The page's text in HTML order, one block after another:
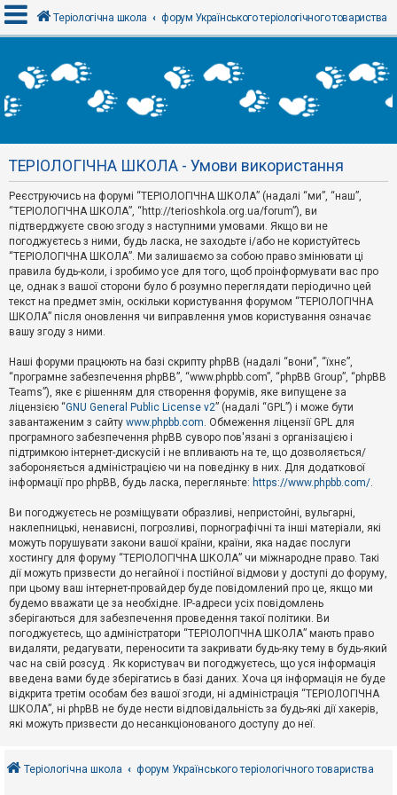
х
і
Р
є
с
т
р
а
ц
я
Т
м
и
б
е
з
в
і
д
п
о
в
д
й
А
к
т
и
в
н
т
е
м
и
о
Теріологічна школа форум Українського теріологічного товариства
ТЕРІОЛОГІЧНА ШКОЛА - Умови використання
Реєструючись на форумі “ТЕРІОЛОГІЧНА ШКОЛА” (надалі “ми”, “наш”,
“ТЕРІОЛОГІЧНА ШКОЛА”, “http://terioshkola.org.ua/forum”), ви
підтверджуєте свою згоду з наступними умовами. Якщо ви не
погоджуєтесь з ними, будь ласка, не заходьте і/або не користуйтесь
“ТЕРІОЛОГІЧНА ШКОЛА”. Ми залишаємо за собою право змінювати ці
правила будь-коли, і зробимо усе для того, щоб проінформувати вас про
це, однак з вашої сторони було б розумно переглядати періодично цей
текст на предмет змін, оскільки користування форумом “ТЕРІОЛОГІЧНА
ШКОЛА” після оновлення чи виправлення умов користування означає
вашу згоду з ними.
Наші форуми працюють на базі скрипту phpBB (надалі “вони”, “їхнє”,
“програмне забезпечення phpBB”, “www.phpbb.com”, “phpBB Group”, “phpBB
Teams”), яке є рішенням для створення форумів, яке випущене за
ліцензією “GNU General Public License v2” (надалі “GPL”) і може бути
завантаженим з сайту www.phpbb.com. Обмеження ліцензії GPL для
програмного забезпечення phpBB суворо пов'язані з організацією і
підтримкою інтернет-дискусій і не впливають на те, що дозволяється/
забороняється адміністрацією чи на поведінку в них. Для додаткової
інформації про phpBB, будь ласка, перегляньте: https://www.phpbb.com/.
Ви погоджуєтесь не розміщувати образливі, непристойні, вульгарні,
наклепницькі, ненависні, погрозливі, порнографічні та інші матеріали, які
можуть порушувати закони вашої країни, країни, яка надає послуги
хостингу для форуму “ТЕРІОЛОГІЧНА ШКОЛА” чи міжнародне право. Такі
дії можуть призвести до негайної і постійної відмови у доступі до форуму,
при цьому ваш інтернет-провайдер буде повідомлений про це, якщо ми
будемо вважати це за необхідне. IP-адреси усіх повідомлень
зберігаються для забезпечення проведення такої політики. Ви
погоджуєтесь, що адміністратори “ТЕРІОЛОГІЧНА ШКОЛА” мають право
видаляти, редагувати, переносити та закривати будь-яку тему в будь-який
час на свій розсуд . Як користувач ви погоджуєтесь, що уся інформація
введена вами буде зберігатись в базі даних. Хоча ця інформація не буде
відкрита третім особам без вашої згоди, ні адміністрація “ТЕРІОЛОГІЧНА
ШКОЛА”, ні phpBB не буде нести відповідальність за будь-які дії хакерів,
які можуть призвести до несанкціонованого доступу до неї.
Теріологічна школа форум Українського теріологічного товариства